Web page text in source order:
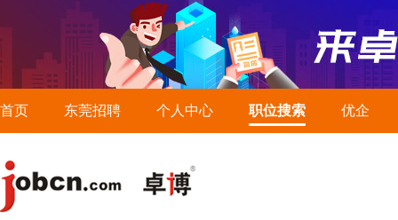
首页 东莞招聘 个人中心 职位搜索 优企